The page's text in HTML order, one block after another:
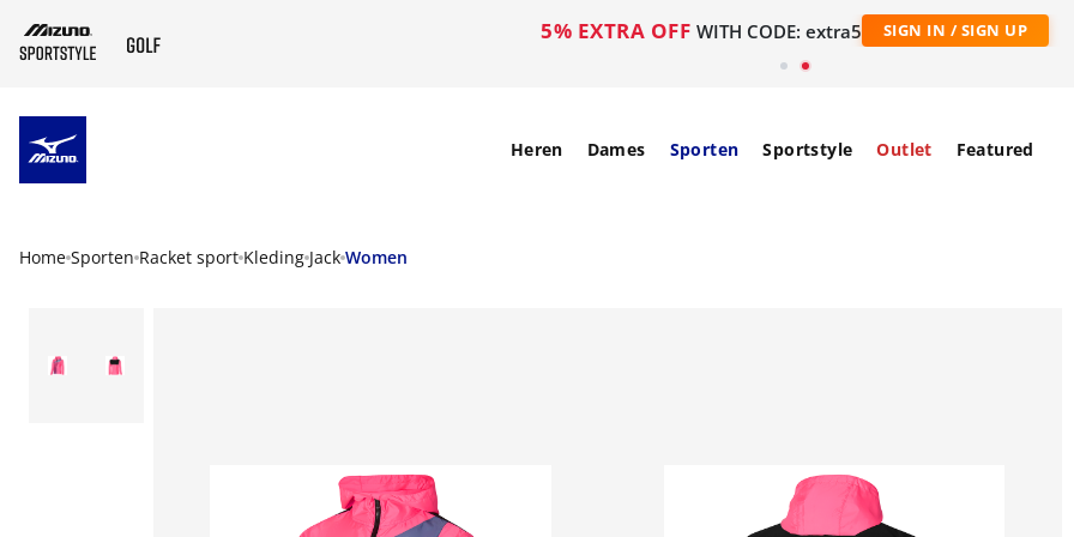
5% EXTRA OFF WITH CODE: extra5 SIGN IN / SIGN UP
Heren Dames Sporten Sportstyle Outlet Featured
Home Sporten Racket sport Kleding Jack Women